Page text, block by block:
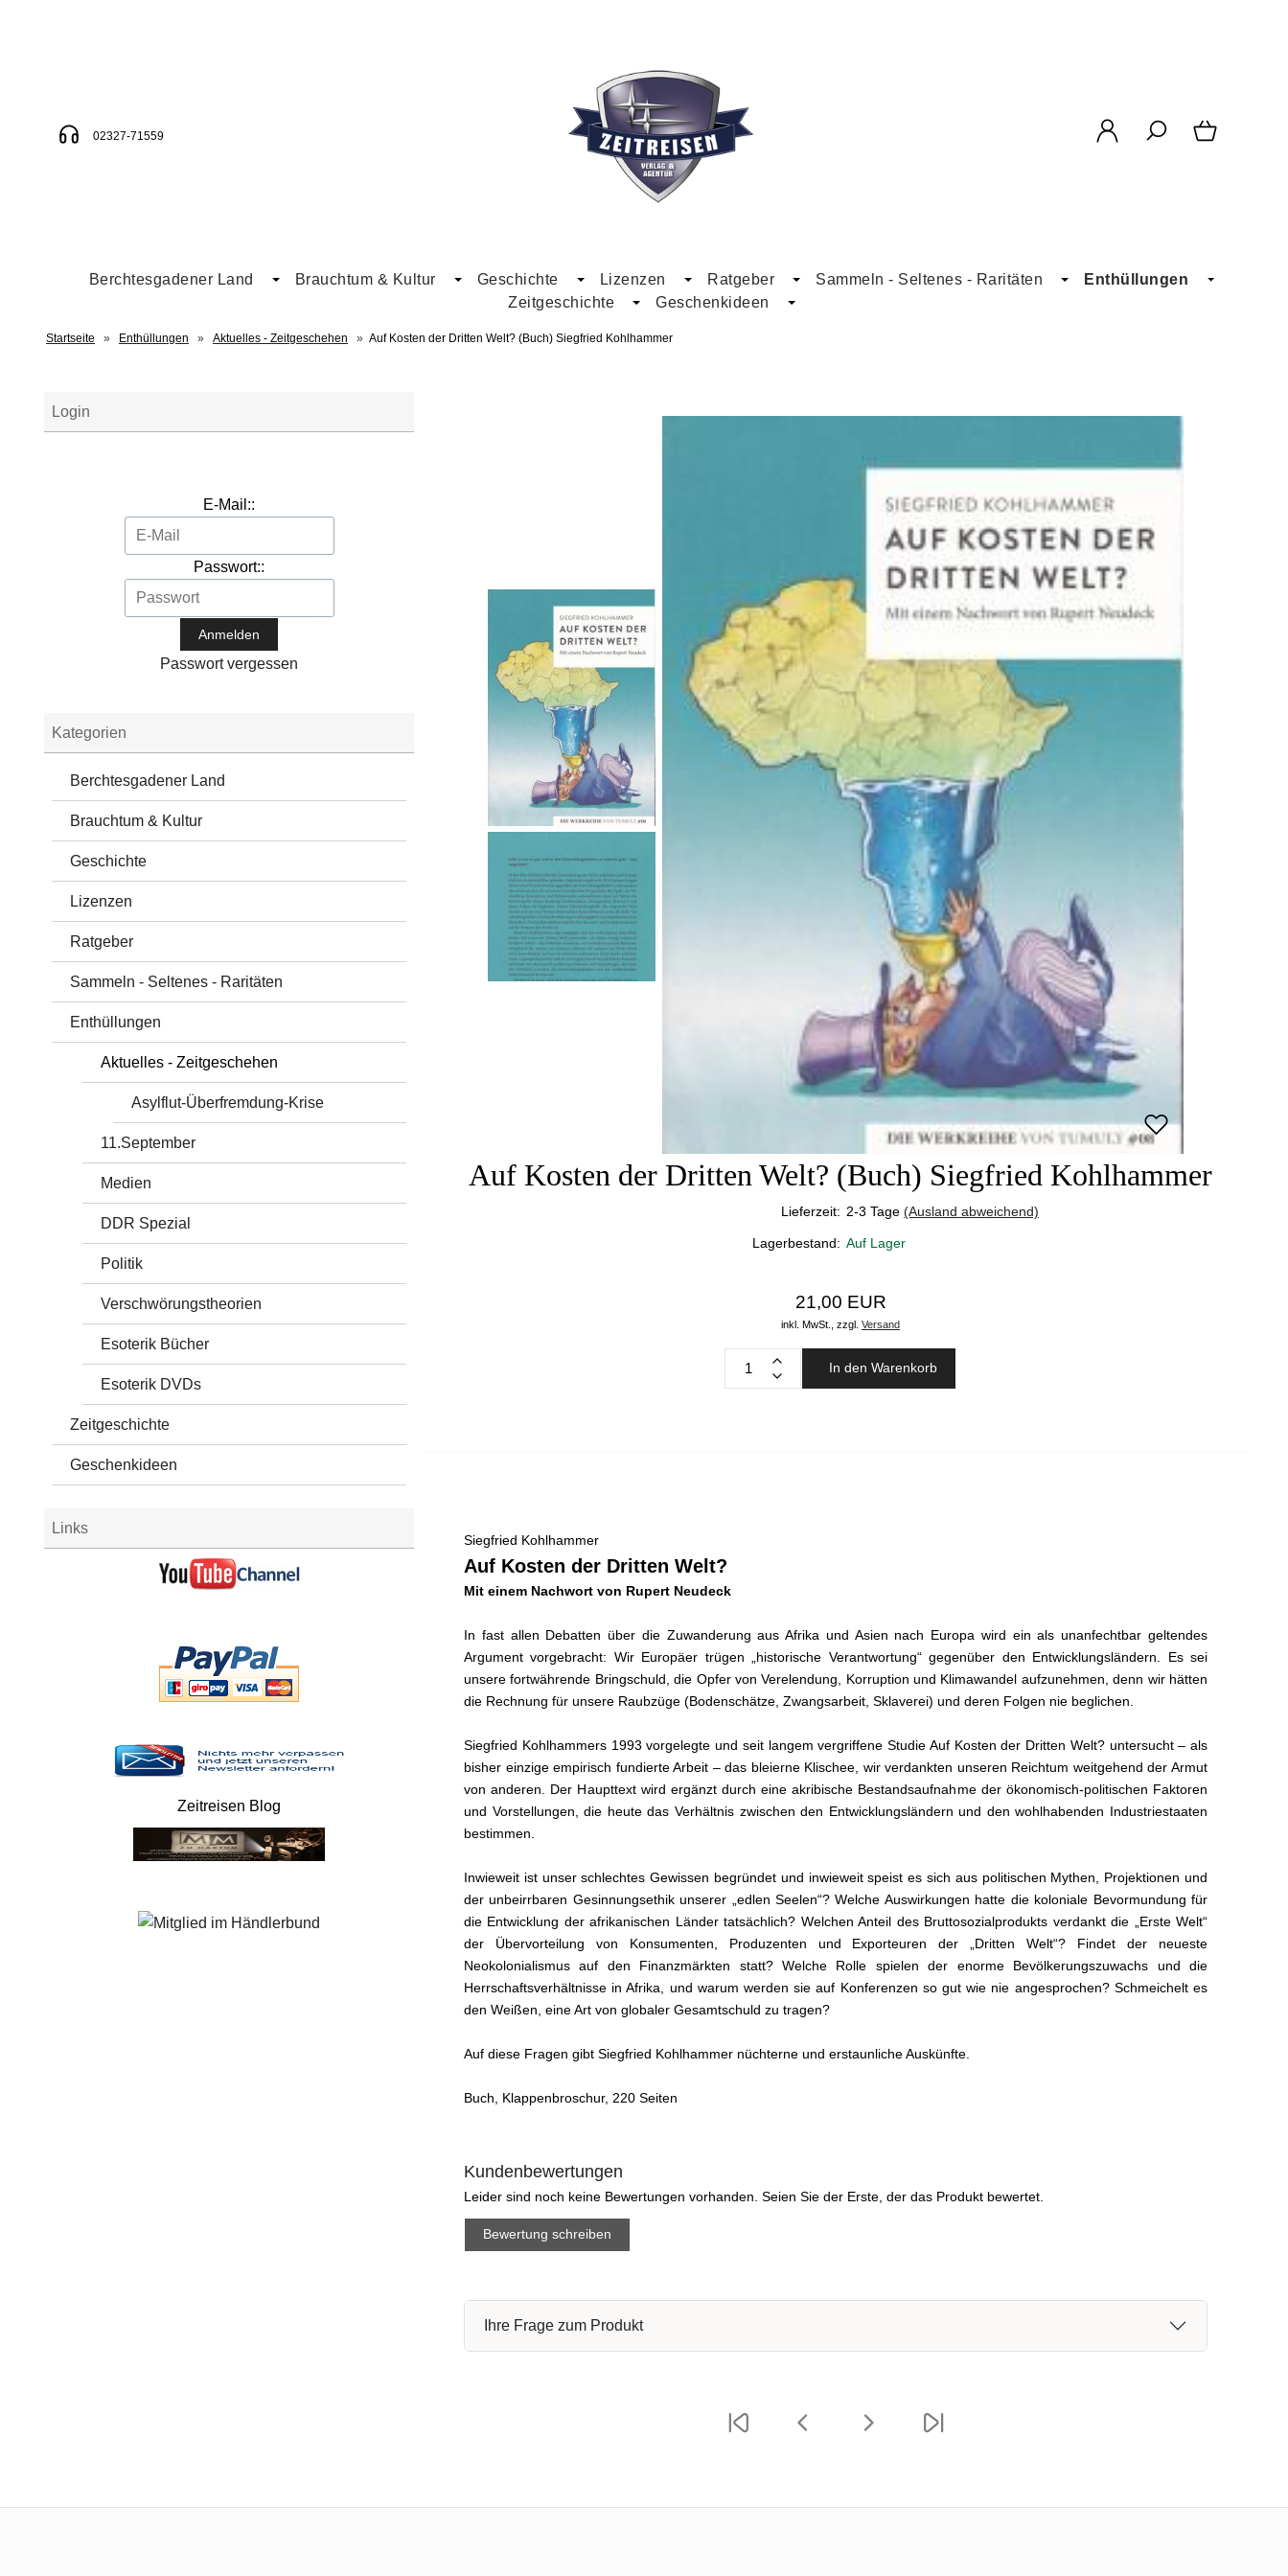
02327-71559
Berchtesgadener Land Brauchtum & Kultur Geschichte Lizenzen Ratgeber Sammeln - Seltenes - Raritäten
Enthüllungen
Zeitgeschichte
Geschenkideen
Startseite » Enthüllungen » Aktuelles - Zeitgeschehen » Auf Kosten der Dritten Welt? (Buch) Siegfried Kohlhammer
Login
E-Mail::
Passwort::
Passwort vergessen
Kategorien
Berchtesgadener Land
Brauchtum & Kultur
Geschichte
Lizenzen
Ratgeber
Sammeln - Seltenes - Raritäten
Enthüllungen
Aktuelles - Zeitgeschehen
Asylflut-Überfremdung-Krise
11.September
Medien
DDR Spezial
Politik
Verschwörungstheorien
Esoterik Bücher
Esoterik DVDs
Zeitgeschichte
Geschenkideen
Links
Zeitreisen Blog
Auf Kosten der Dritten Welt? (Buch) Siegfried Kohlhammer
Lieferzeit: 2-3 Tage (Ausland abweichend)
Lagerbestand: Auf Lager
21,00 EUR
inkl. MwSt., zzgl. Versand
In den Warenkorb
Siegfried Kohlhammer
Auf Kosten der Dritten Welt?
Mit einem Nachwort von Rupert Neudeck
In fast allen Debatten über die Zuwanderung aus Afrika und Asien nach Europa wird ein als unanfechtbar geltendes
Argument vorgebracht: Wir Europäer trügen „historische Verantwortung“ gegenüber den Entwicklungsländern. Es sei
unsere fortwährende Bringschuld, die Opfer von Verelendung, Korruption und Klimawandel aufzunehmen, denn wir hätten
die Rechnung für unsere Raubzüge (Bodenschätze, Zwangsarbeit, Sklaverei) und deren Folgen nie beglichen.
Siegfried Kohlhammers 1993 vorgelegte und seit langem vergriffene Studie Auf Kosten der Dritten Welt? untersucht – als
bisher einzige empirisch fundierte Arbeit – das bleierne Klischee, wir verdankten unseren Reichtum weitgehend der Armut
von anderen. Der Haupttext wird ergänzt durch eine akribische Bestandsaufnahme der ökonomisch-politischen Faktoren
und Vorstellungen, die heute das Verhältnis zwischen den Entwicklungsländern und den wohlhabenden Industriestaaten
bestimmen.
Inwieweit ist unser schlechtes Gewissen begründet und inwieweit speist es sich aus politischen Mythen, Projektionen und
der unbeirrbaren Gesinnungsethik unserer „edlen Seelen“? Welche Auswirkungen hatte die koloniale Bevormundung für
die Entwicklung der afrikanischen Länder tatsächlich? Welchen Anteil des Bruttosozialprodukts verdankt die „Erste Welt“
der Übervorteilung von Konsumenten, Produzenten und Exporteuren der „Dritten Welt“? Findet der neueste
Neokolonialismus auf den Finanzmärkten statt? Welche Rolle spielen der enorme Bevölkerungszuwachs und die
Herrschaftsverhältnisse in Afrika, und warum werden sie auf Konferenzen so gut wie nie angesprochen? Schmeichelt es
den Weißen, eine Art von globaler Gesamtschuld zu tragen?
Auf diese Fragen gibt Siegfried Kohlhammer nüchterne und erstaunliche Auskünfte.
Buch, Klappenbroschur, 220 Seiten
Kundenbewertungen
Leider sind noch keine Bewertungen vorhanden. Seien Sie der Erste, der das Produkt bewertet.
Bewertung schreiben
Ihre Frage zum Produkt